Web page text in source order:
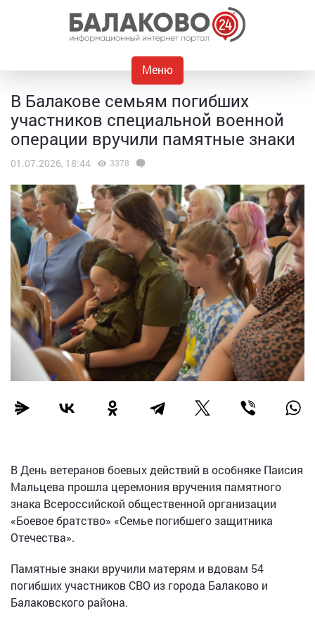
Меню
В Балакове семьям погибших
участников специальной военной
операции вручили памятные знаки
01.07.2026, 18:44 3378
В День ветеранов боевых действий в особняке Паисия
Мальцева прошла церемония вручения памятного
знака Всероссийской общественной организации
«Боевое братство» «Семье погибшего защитника
Отечества».
Памятные знаки вручили матерям и вдовам 54
погибших участников СВО из города Балаково и
Балаковского района.